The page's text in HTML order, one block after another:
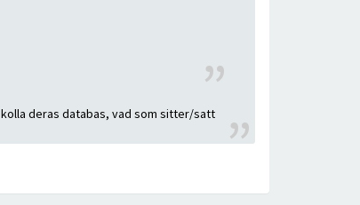
kolla deras databas, vad som sitter/satt